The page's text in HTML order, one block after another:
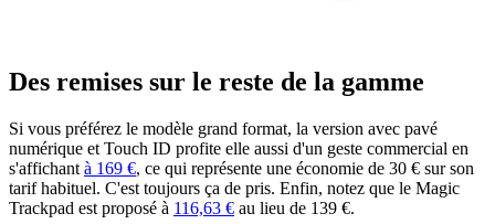
Des remises sur le reste de la gamme
Si vous préférez le modèle grand format, la version avec pavé
numérique et Touch ID profite elle aussi d'un geste commercial en
s'affichant à 169 €, ce qui représente une économie de 30 € sur son
tarif habituel. C'est toujours ça de pris. Enfin, notez que le Magic
Trackpad est proposé à 116,63 € au lieu de 139 €.